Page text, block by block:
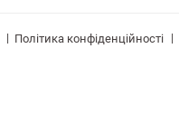
| Політика конфіденційності |